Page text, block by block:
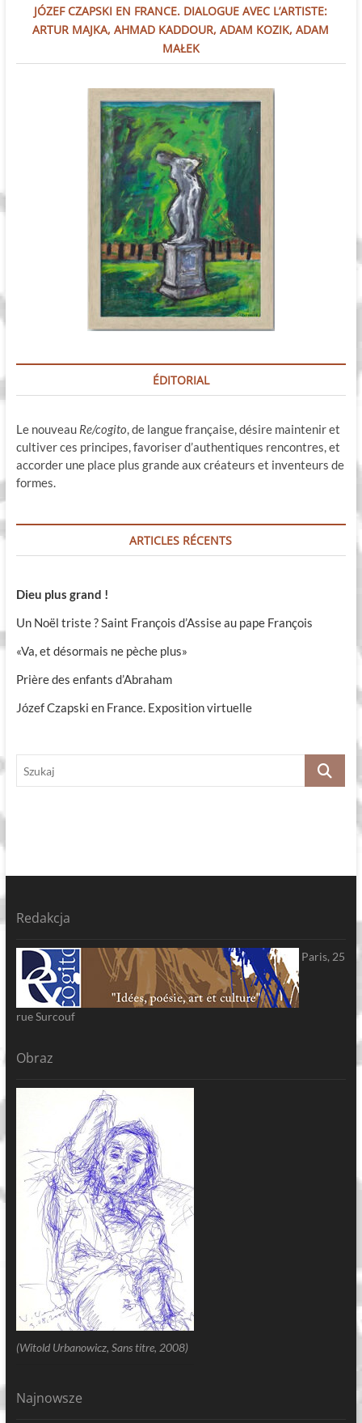
JÓZEF CZAPSKI EN FRANCE. DIALOGUE AVEC L’ARTISTE:
ARTUR MAJKA, AHMAD KADDOUR, ADAM KOZIK, ADAM
MAŁEK
ÉDITORIAL
Le nouveau Re/cogito, de langue française, désire maintenir et
cultiver ces principes, favoriser d’authentiques rencontres, et
accorder une place plus grande aux créateurs et inventeurs de
formes.
ARTICLES RÉCENTS
Dieu plus grand !
Un Noël triste ? Saint François d’Assise au pape François
«Va, et désormais ne pèche plus»
Prière des enfants d’Abraham
Józef Czapski en France. Exposition virtuelle
Szukaj
Redakcja
Paris, 25
rue Surcouf
Obraz
(Witold Urbanowicz, Sans titre, 2008)
Najnowsze